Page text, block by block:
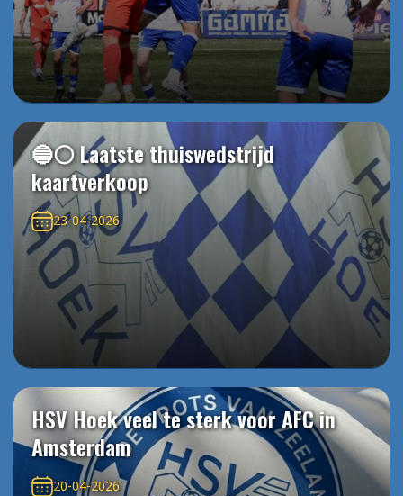
🔵⚪️ Laatste thuiswedstrijd
kaartverkoop
23-04-2026
HSV Hoek veel te sterk voor AFC in
Amsterdam
20-04-2026